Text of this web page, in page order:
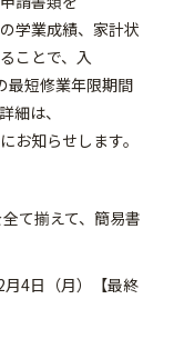
績、家計状
ことで、入
業年限期間
細は、
せします。
て揃えて、簡易書
4日（月）【最終